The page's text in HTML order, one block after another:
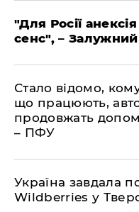
"Для Росії
сенс", – Залужний
Стало відомо,
що працюють,
продовжать
– ПФУ
Україна завдала
Wildberries у